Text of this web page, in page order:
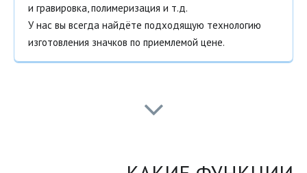
и гравировка, полимеризация и т.д.
У нас вы всегда найдёте подходящую технологию
изготовления значков по приемлемой цене.